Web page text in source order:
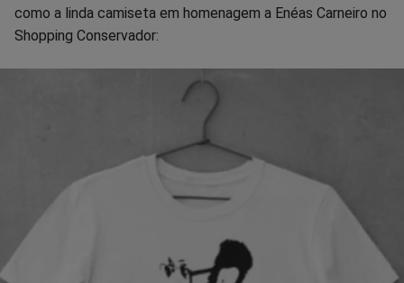
como a linda camiseta em homenagem a Enéas Carneiro no
Shopping Conservador: